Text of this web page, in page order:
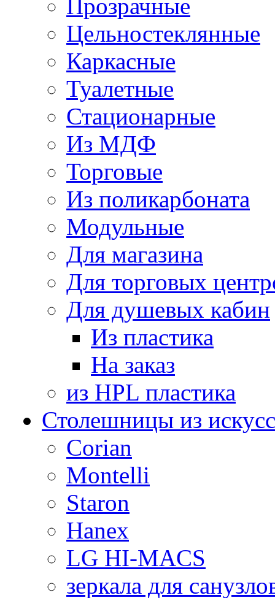
Прозрачные
Цельностеклянные
Каркасные
Туалетные
Стационарные
Из МДФ
Торговые
Из поликарбоната
Модульные
Для магазина
Для торговых
Для душевых кабин
Из пластика
На заказ
из HPL пластика
Столешницы из
Corian
Montelli
Staron
Hanex
LG HI-MACS
зеркала для